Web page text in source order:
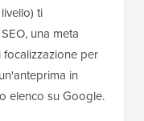
ti
una meta
per
in
elenco su Google.